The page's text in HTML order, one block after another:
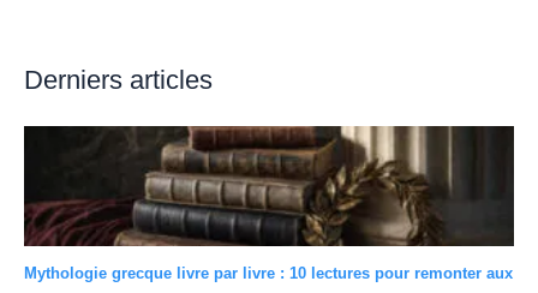
Derniers articles
Mythologie grecque livre par livre : 10 lectures pour remonter aux